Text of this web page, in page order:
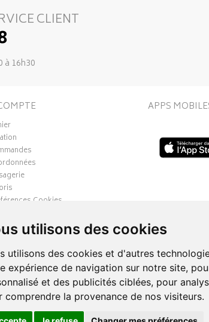
utilisons des cookies
utilisons des cookies et d'autres
expérience de navigation sur notre site,
et des publicités ciblées, pour
comprendre la provenance de nos visiteurs.
CLIENT
à 16h30
Cookies
APPS
en ligne Pharmaleo.fr